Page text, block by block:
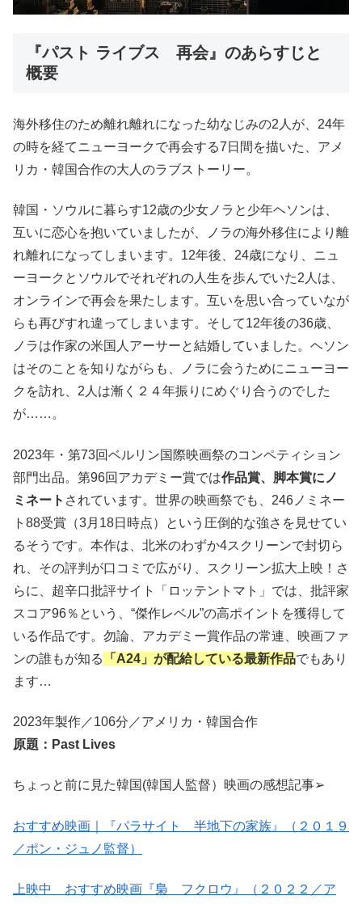
『パスト ライブス 再会』のあらすじと
概要
海外移住のため離れ離れになった幼なじみの2人が、24年
の時を経てニューヨークで再会する7日間を描いた、アメ
リカ・韓国合作の大人のラブストーリー。
韓国・ソウルに暮らす12歳の少女ノラと少年ヘソンは、
互いに恋心を抱いていましたが、ノラの海外移住により離
れ離れになってしまいます。12年後、24歳になり、ニュ
ーヨークとソウルでそれぞれの人生を歩んでいた2人は、
オンラインで再会を果たします。互いを思い合っていなが
らも再びすれ違ってしまいます。そして12年後の36歳、
ノラは作家の米国人アーサーと結婚していました。ヘソン
はそのことを知りながらも、ノラに会うためにニューヨー
クを訪れ、2人は漸く２４年振りにめぐり合うのでした
が……。
2023年・第73回ベルリン国際映画祭のコンペティション
部門出品。第96回アカデミー賞では作品賞、脚本賞にノ
ミネート されています。世界の映画祭でも、246ノミネー
ト88受賞（3月18日時点）という圧倒的な強さを見せてい
るそうです。本作は、北米のわずか4スクリーンで封切ら
れ、その評判が口コミで広がり、スクリーン拡大上映！さ
らに、超辛口批評サイト「ロッテントマト」では、批評家
スコア96％という、“傑作レベル”の高ポイントを獲得して
いる作品です。勿論、アカデミー賞作品の常連、映画ファ
ンの誰もが知る
「A24」が配給している最新作品でもあり
ます…
2023年製作／106分／アメリカ・韓国合作
原題：Past Lives
ちょっと前に見た韓国(韓国人監督）映画の感想記事➢
おすすめ映画｜『パラサイト 半地下の家族』（２０１９
／ポン・ジュノ監督）
上映中 おすすめ映画『梟 フクロウ』（２０２２／ア